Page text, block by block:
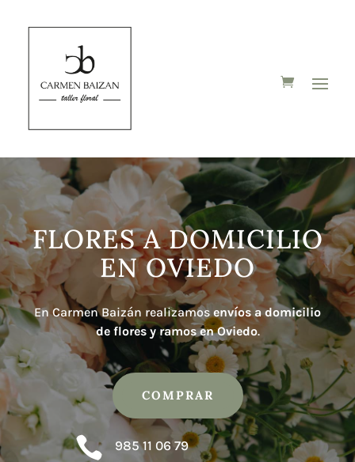
FLORES A DOMICILIO
EN OVIEDO
En Carmen Baizán realizamos envíos a domicilio
de flores y ramos en Oviedo.
COMPRAR
 985 11 06 79